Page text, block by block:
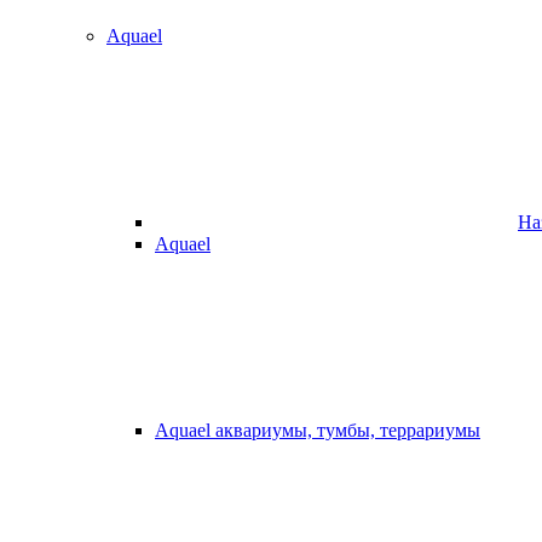
Aquael
Aquael
Aquael аквариумы, тумбы, террариумы